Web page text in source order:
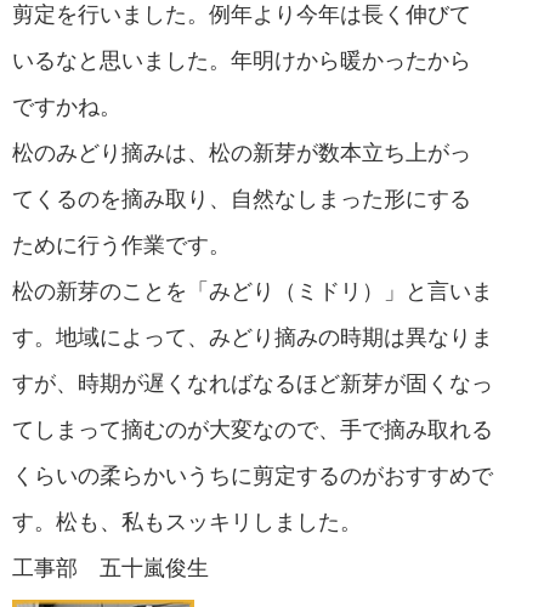
剪定を行いました。例年より今年は長く伸びて
いるなと思いました。年明けから暖かったから
ですかね。
松のみどり摘みは、松の新芽が数本立ち上がっ
てくるのを摘み取り、自然なしまった形にする
ために行う作業です。
松の新芽のことを「みどり（ミドリ）」と言いま
す。地域によって、みどり摘みの時期は異なりま
すが、時期が遅くなればなるほど新芽が固くなっ
てしまって摘むのが大変なので、手で摘み取れる
くらいの柔らかいうちに剪定するのがおすすめで
す。松も、私もスッキリしました。
工事部 五十嵐俊生